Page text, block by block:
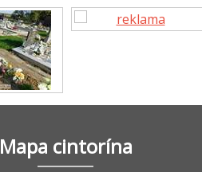
Mapa cintorína